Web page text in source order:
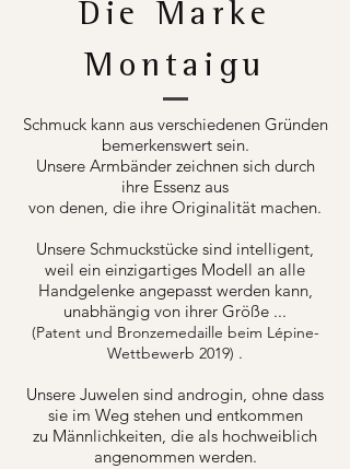
Die Marke
Montaigu
Schmuck kann aus verschiedenen Gründen
bemerkenswert sein.
Unsere Armbänder zeichnen sich durch
ihre Essenz aus
von denen, die ihre Originalität machen.
Unsere Schmuckstücke sind intelligent,
weil ein einzigartiges Modell an alle
Handgelenke angepasst werden kann,
unabhängig von ihrer Größe ...
(Patent und Bronzemedaille beim Lépine-
Wettbewerb 2019) .
Unsere Juwelen sind androgin, ohne dass
sie im Weg stehen und entkommen
zu Männlichkeiten, die als hochweiblich
angenommen werden.